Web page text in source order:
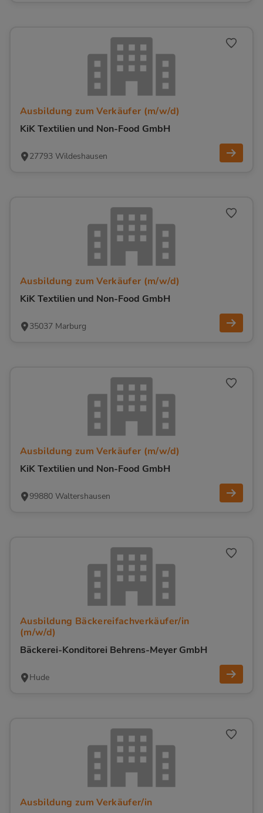
Ausbildung zum Verkäufer (m/w/d)
KiK Textilien und Non-Food GmbH
27793 Wildeshausen
Ausbildung zum Verkäufer (m/w/d)
KiK Textilien und Non-Food GmbH
35037 Marburg
Ausbildung zum Verkäufer (m/w/d)
KiK Textilien und Non-Food GmbH
99880 Waltershausen
Ausbildung Bäckereifachverkäufer/in
(m/w/d)
Bäckerei-Konditorei Behrens-Meyer GmbH
Hude
Ausbildung zum Verkäufer/in